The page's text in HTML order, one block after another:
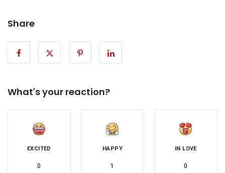
Share
What's your reaction?
EXCITED
0
HAPPY
1
IN LOVE
0